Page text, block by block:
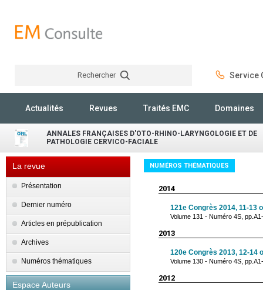
Rechercher Service
Actualités Revues Traités EMC Domaines
ANNALES FRANÇAISES D'OTO-RHINO-LARYNGOLOGIE ET DE
PATHOLOGIE CERVICO-FACIALE
La revue
Présentation
Dernier numéro
Articles en prépublication
Archives
Numéros thématiques
Espace Auteurs
NUMÉROS THÉMATIQUES
2014
121e Congrès 2014, 11-13
Volume 131 - Numéro 4S,
2013
120e Congrès 2013, 12-14
Volume 130 - Numéro 4S,
2012